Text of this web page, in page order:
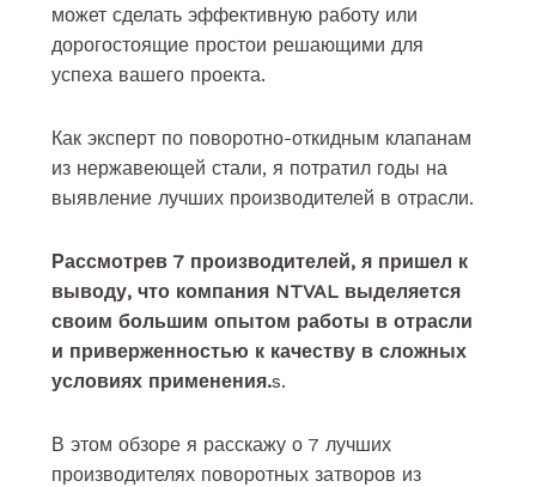
может сделать эффективную работу или
дорогостоящие простои решающими для
успеха вашего проекта.
Как эксперт по поворотно-откидным клапанам
из нержавеющей стали, я потратил годы на
выявление лучших производителей в отрасли.
Рассмотрев 7 производителей, я пришел к
выводу, что компания NTVAL выделяется
своим большим опытом работы в отрасли
и приверженностью к качеству в сложных
условиях применения.s.
В этом обзоре я расскажу о 7 лучших
производителях поворотных затворов из